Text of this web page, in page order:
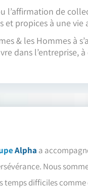
l’affirmation de
et propices à une vie
& les Hommes à
dans l’entreprise,
Alpha a
Nous
temps difficiles